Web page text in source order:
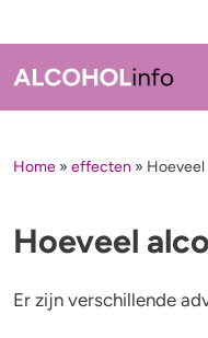
Menu
Feiten & tips
Test je
Home » effecten » Hoeveel
Hoeveel
Er zijn verschillende